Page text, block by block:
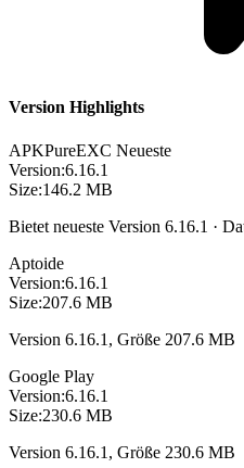
Version Highlights
APKPureEXC Neueste
Version:6.16.1
Size:146.2 MB
Bietet neueste Version 6.16.1 ·
Aptoide
Version:6.16.1
Size:207.6 MB
Version 6.16.1, Größe 207.6 MB
Google Play
Version:6.16.1
Size:230.6 MB
Version 6.16.1, Größe 230.6 MB